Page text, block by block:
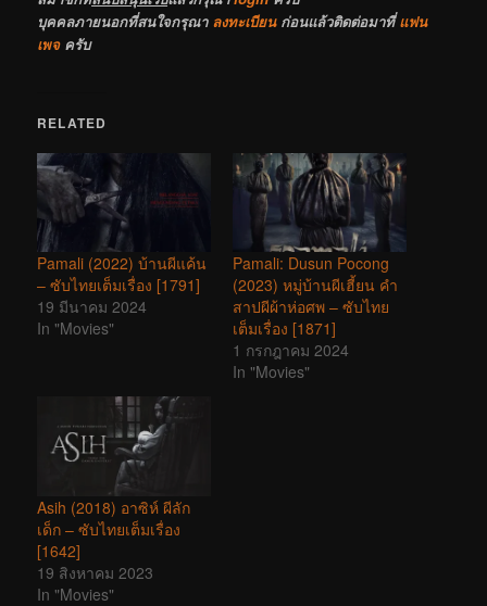
บุคคลภายนอกที่สนใจกรุณา ลงทะเบียนก่อนแล้วติดต่อมาที่แฟน
เพจครับ
RELATED
Pamali (2022) บ้านผีแค้น
– ซับไทยเต็มเรื่อง [1791]
19 มีนาคม 2024
In "Movies"
Pamali: Dusun Pocong
(2023) หมู่บ้านผีเฮี้ยน คำ
สาปผีผ้าห่อศพ – ซับไทย
เต็มเรื่อง [1871]
1 กรกฎาคม 2024
In "Movies"
Asih (2018) อาซิห์ ผีลัก
เด็ก – ซับไทยเต็มเรื่อง
[1642]
19 สิงหาคม 2023
In "Movies"